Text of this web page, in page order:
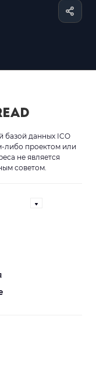
базой данных ICO
либо проектом или
не является
советом.